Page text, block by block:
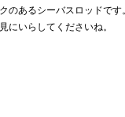
のあるシーバスロッドです。
にいらしてくださいね。